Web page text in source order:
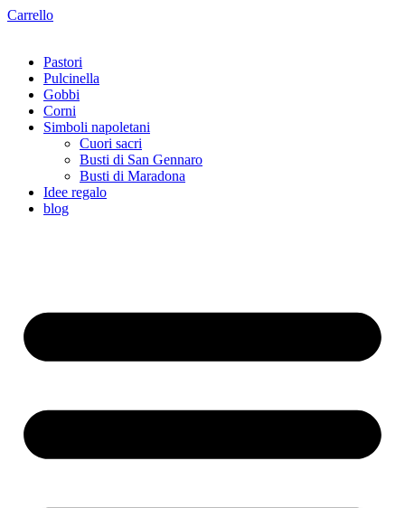
Carrello
Pastori
Pulcinella
Gobbi
Corni
Simboli napoletani
Cuori sacri
Busti di San Gennaro
Busti di Maradona
Idee regalo
blog